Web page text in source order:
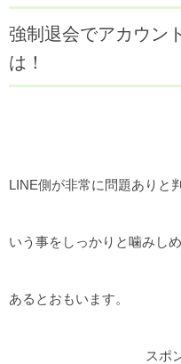
強制退会でアカウン
は！
LINE側が非常に問題ありと
いう事をしっかりと噛みし
あるとおもいます。
スポ